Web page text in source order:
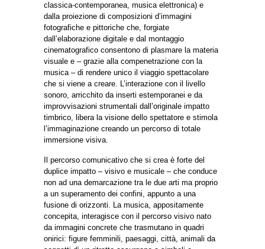
classica-contemporanea, musica elettronica) e
dalla proiezione di composizioni d’immagini
fotografiche e pittoriche che, forgiate
dall’elaborazione digitale e dal montaggio
cinematografico consentono di plasmare la materia
visuale e – grazie alla compenetrazione con la
musica – di rendere unico il viaggio spettacolare
che si viene a creare. L’interazione con il livello
sonoro, arricchito da inserti estemporanei e da
improvvisazioni strumentali dall’originale impatto
timbrico, libera la visione dello spettatore e stimola
l’immaginazione creando un percorso di totale
immersione visiva.
Il percorso comunicativo che si crea è forte del
duplice impatto – visivo e musicale – che conduce
non ad una demarcazione tra le due arti ma proprio
a un superamento dei confini, appunto a una
fusione di orizzonti. La musica, appositamente
concepita, interagisce con il percorso visivo nato
da immagini concrete che trasmutano in quadri
onirici: figure femminili, paesaggi, città, animali da